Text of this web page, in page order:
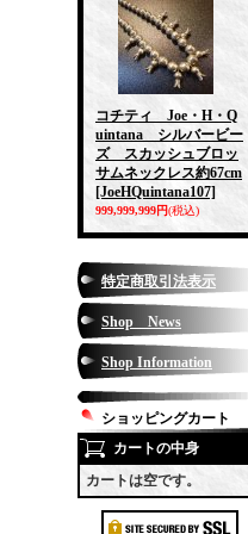
コチティ Joe・H・Q
uintana シルバービー
ズ スカッシュブロッ
サムネックレス約67cm
[JoeHQuintana107]
999,999,999円(税込)
特定商取引法表示
Shop News
Shop Information
ショッピングカート
カートの中身
カートは空です。